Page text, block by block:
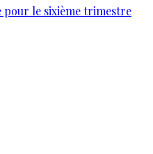
pour le sixième trimestre